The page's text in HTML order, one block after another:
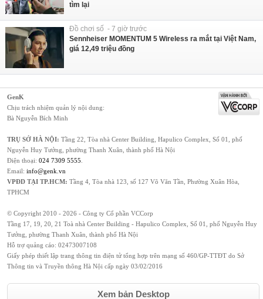
tìm lại
Đồ chơi số - 7 giờ trước
Sennheiser MOMENTUM 5 Wireless ra mắt tại Việt Nam,
giá 12,49 triệu đồng
GenK
Chịu trách nhiệm quản lý nội dung:
Bà Nguyễn Bích Minh
TRỤ SỞ HÀ NỘI: Tầng 22, Tòa nhà Center Building, Hapulico Complex, Số 01, phố
Nguyễn Huy Tưởng, phường Thanh Xuân, thành phố Hà Nội
Điện thoại: 024 7309 5555
Email: info@genk.vn
VPĐD TẠI TP.HCM: Tầng 4, Tòa nhà 123, số 127 Võ Văn Tần, Phường Xuân Hòa,
TPHCM
© Copyright 2010 - 2026 - Công ty Cổ phần VCCorp
Tầng 17, 19, 20, 21 Toà nhà Center Building - Hapulico Complex, Số 01, phố Nguyễn Huy
Tưởng, phường Thanh Xuân, thành phố Hà Nội
Hỗ trợ quảng cáo: 02473007108
Giấy phép thiết lập trang thông tin điện tử tổng hợp trên mạng số 460/GP-TTĐT do Sở
Thông tin và Truyền thông Hà Nội cấp ngày 03/02/2016
Xem bản Desktop